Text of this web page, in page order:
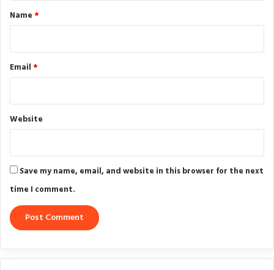
*
Name *
Email *
Website
Save my name, email, and website in this browser for the next
time I comment.